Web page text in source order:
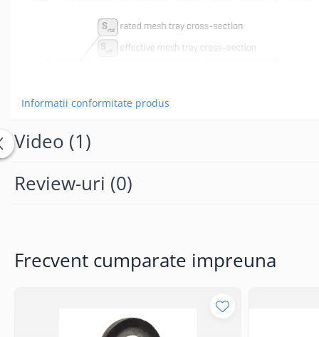
Informatii conformitate produs
Video (1)
Review-uri (0)
Frecvent cumparate impreuna